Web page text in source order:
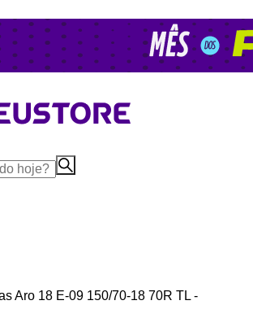
Aro 18 E-09 150/70-18 70R TL -